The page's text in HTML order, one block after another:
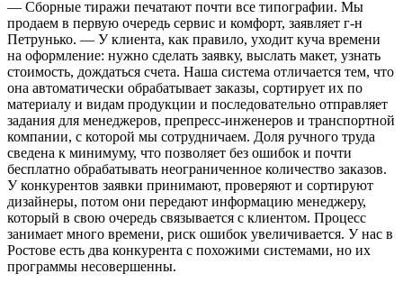
— Сборные тиражи печатают почти все типографии. Мы
продаем в первую очередь сервис и комфорт, заявляет г-н
Петрунько. — У клиента, как правило, уходит куча времени
на оформление: нужно сделать заявку, выслать макет, узнать
стоимость, дождаться счета. Наша система отличается тем, что
она автоматически обрабатывает заказы, сортирует их по
материалу и видам продукции и последовательно отправляет
задания для менеджеров, препресс-инженеров и транспортной
компании, с которой мы сотрудничаем. Доля ручного труда
сведена к минимуму, что позволяет без ошибок и почти
бесплатно обрабатывать неограниченное количество заказов.
У конкурентов заявки принимают, проверяют и сортируют
дизайнеры, потом они передают информацию менеджеру,
который в свою очередь связывается с клиентом. Процесс
занимает много времени, риск ошибок увеличивается. У нас в
Ростове есть два конкурента с похожими системами, но их
программы несовершенны.